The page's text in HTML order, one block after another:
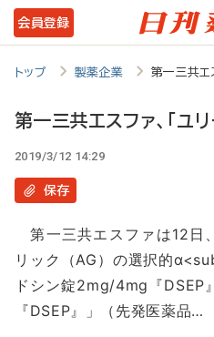
メ
イ
テ
会員登録
トップ 製薬企業 第一三共エ
第一三共エスファ、「ユ
2019/3/12 14:29
保存
第一三共エスファは12日
リック（AG）の選択的
ドシン錠2mg/4mg『
『DSEP』」（先発医薬品…